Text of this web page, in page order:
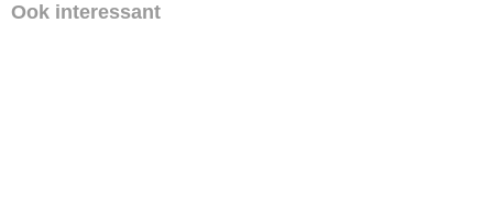
Ook interessant